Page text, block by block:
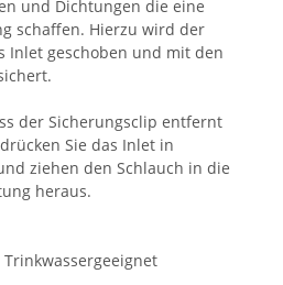
und Dichtungen die eine
schaffen. Hierzu wird der
Inlet geschoben und mit den
der Sicherungsclip entfernt
Sie das Inlet in
ziehen den Schlauch in die
heraus.